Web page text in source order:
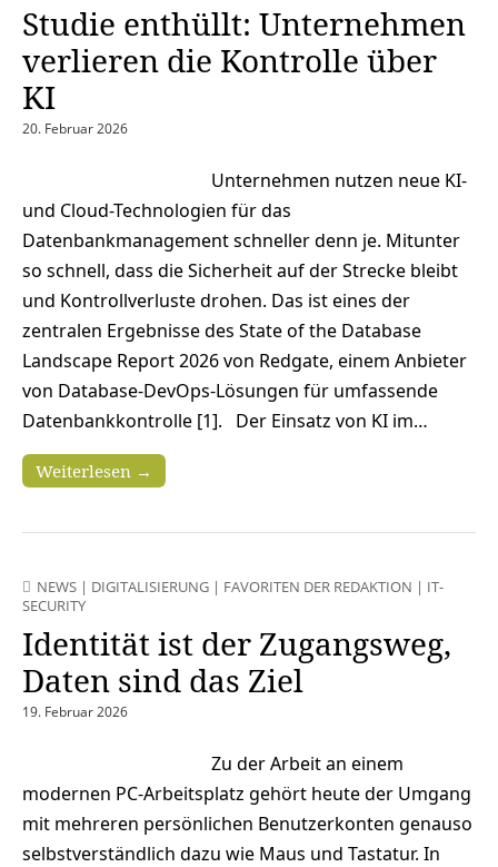
Studie enthüllt: Unternehmen
verlieren die Kontrolle über
KI
20. Februar 2026
Unternehmen nutzen neue KI-
und Cloud-Technologien für das
Datenbankmanagement schneller denn je. Mitunter
so schnell, dass die Sicherheit auf der Strecke bleibt
und Kontrollverluste drohen. Das ist eines der
zentralen Ergebnisse des State of the Database
Landscape Report 2026 von Redgate, einem Anbieter
von Database-DevOps-Lösungen für umfassende
Datenbankkontrolle [1]. Der Einsatz von KI im…
Weiterlesen →
NEWS | DIGITALISIERUNG | FAVORITEN DER REDAKTION | IT-
SECURITY
Identität ist der Zugangsweg,
Daten sind das Ziel
19. Februar 2026
Zu der Arbeit an einem
modernen PC-Arbeitsplatz gehört heute der Umgang
mit mehreren persönlichen Benutzerkonten genauso
selbstverständlich dazu wie Maus und Tastatur. In